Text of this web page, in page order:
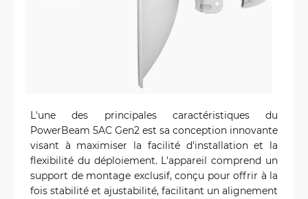
L'une des principales caractéristiques du
PowerBeam 5AC Gen2 est sa conception innovante
visant à maximiser la facilité d'installation et la
flexibilité du déploiement. L'appareil comprend un
support de montage exclusif, conçu pour offrir à la
fois stabilité et ajustabilité, facilitant un alignement